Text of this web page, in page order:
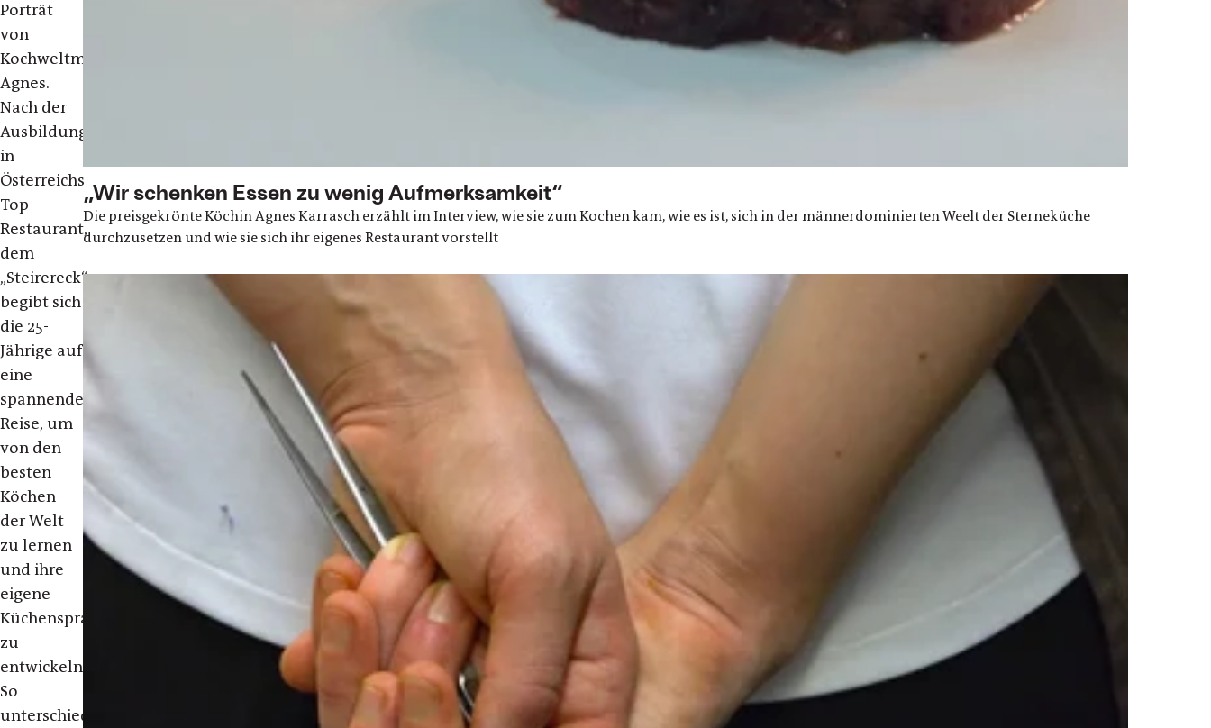
Porträt
von
Kochweltmeisterin
Agnes.
Nach der
Ausbildung
in
Österreichs
Top-
Restaurant,
dem
„Steirereck“,
begibt sich
die 25-
Jährige auf
eine
spannende
Reise, um
von den
besten
Köchen
der Welt
zu lernen
und ihre
eigene
Küchensprache
zu
entwickeln.
So
unterschiedlich
„Wir schenken Essen zu wenig Aufmerksamkeit“
Die preisgekrönte Köchin Agnes Karrasch erzählt im Interview, wie sie zum Kochen kam, wie es ist, sich in der männerdominierten Weelt der Sterneküche
durchzusetzen und wie sie sich ihr eigenes Restaurant vorstellt